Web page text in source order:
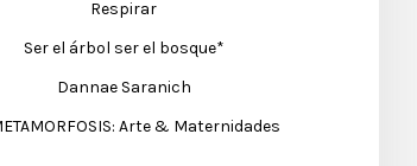
Respirar
Ser el árbol ser el bosque*
Dannae Saranich
Arte & Maternidades